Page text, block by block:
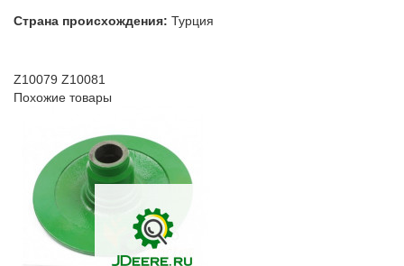
Страна происхождения: Турция
Z10079 Z10081
Похожие товары